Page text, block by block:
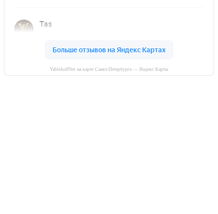
YablokoffNet на карте Санкт-Петербурга — Яндекс Карты